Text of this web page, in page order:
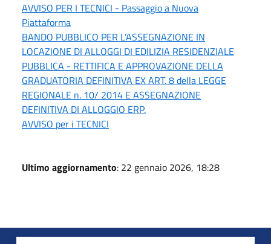
AVVISO PER I TECNICI - Passaggio a Nuova
Piattaforma
BANDO PUBBLICO PER L’ASSEGNAZIONE IN
LOCAZIONE DI ALLOGGI DI EDILIZIA RESIDENZIALE
PUBBLICA - RETTIFICA E APPROVAZIONE DELLA
GRADUATORIA DEFINITIVA EX ART. 8 della LEGGE
REGIONALE n. 10/ 2014 E ASSEGNAZIONE
DEFINITIVA DI ALLOGGIO ERP.
AVVISO per i TECNICI
Ultimo aggiornamento: 22 gennaio 2026, 18:28